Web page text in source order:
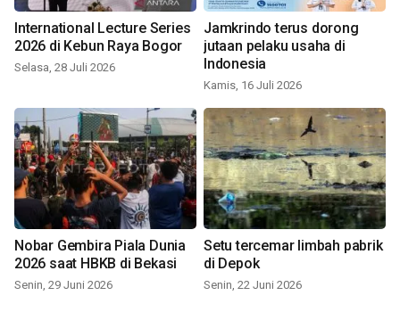
International Lecture Series
2026 di Kebun Raya Bogor
Selasa, 28 Juli 2026
Jamkrindo terus dorong
jutaan pelaku usaha di
Indonesia
Kamis, 16 Juli 2026
Nobar Gembira Piala Dunia
2026 saat HBKB di Bekasi
Senin, 29 Juni 2026
Setu tercemar limbah pabrik
di Depok
Senin, 22 Juni 2026